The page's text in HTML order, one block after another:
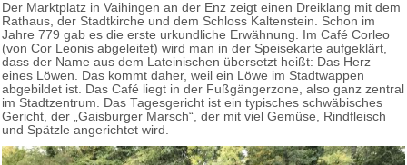
Der Marktplatz in Vaihingen an der Enz zeigt einen Dreiklang mit dem
Rathaus, der Stadtkirche und dem Schloss Kaltenstein. Schon im
Jahre 779 gab es die erste urkundliche Erwähnung. Im Café Corleo
(von Cor Leonis abgeleitet) wird man in der Speisekarte aufgeklärt,
dass der Name aus dem Lateinischen übersetzt heißt: Das Herz
eines Löwen. Das kommt daher, weil ein Löwe im Stadtwappen
abgebildet ist. Das Café liegt in der Fußgängerzone, also ganz zentral
im Stadtzentrum. Das Tagesgericht ist ein typisches schwäbisches
Gericht, der „Gaisburger Marsch“, der mit viel Gemüse, Rindfleisch
und Spätzle angerichtet wird.